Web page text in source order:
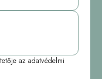
az adatvédelmi